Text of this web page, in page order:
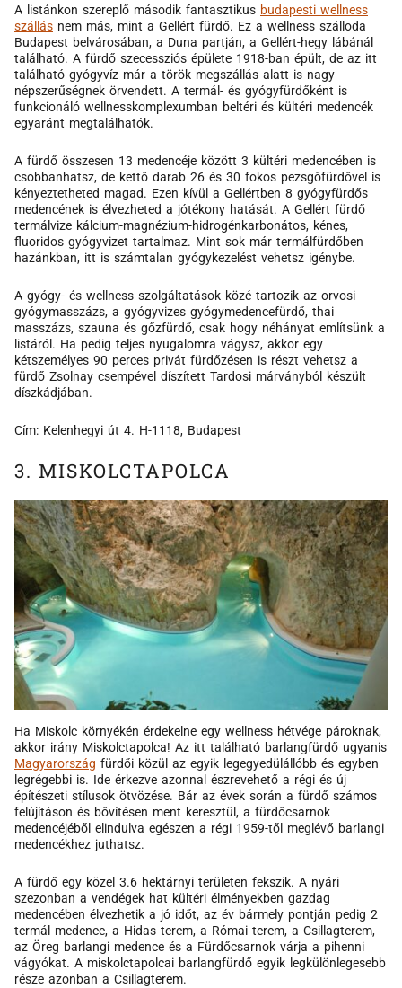
A listánkon szereplő második fantasztikus budapesti wellness
szállás nem más, mint a Gellért fürdő. Ez a wellness szálloda
Budapest belvárosában, a Duna partján, a Gellért-hegy lábánál
található. A fürdő szecessziós épülete 1918-ban épült, de az itt
található gyógyvíz már a török megszállás alatt is nagy
népszerűségnek örvendett. A termál- és gyógyfürdőként is
funkcionáló wellnesskomplexumban beltéri és kültéri medencék
egyaránt megtalálhatók.
A fürdő összesen 13 medencéje között 3 kültéri medencében is
csobbanhatsz, de kettő darab 26 és 30 fokos pezsgőfürdővel is
kényeztetheted magad. Ezen kívül a Gellértben 8 gyógyfürdős
medencének is élvezheted a jótékony hatását. A Gellért fürdő
termálvize kálcium-magnézium-hidrogénkarbonátos, kénes,
fluoridos gyógyvizet tartalmaz. Mint sok már termálfürdőben
hazánkban, itt is számtalan gyógykezelést vehetsz igénybe.
A gyógy- és wellness szolgáltatások közé tartozik az orvosi
gyógymasszázs, a gyógyvizes gyógymedencefürdő, thai
masszázs, szauna és gőzfürdő, csak hogy néhányat említsünk a
listáról. Ha pedig teljes nyugalomra vágysz, akkor egy
kétszemélyes 90 perces privát fürdőzésen is részt vehetsz a
fürdő Zsolnay csempével díszített Tardosi márványból készült
díszkádjában.
Cím: Kelenhegyi út 4. H-1118, Budapest
3. MISKOLCTAPOLCA
Ha Miskolc környékén érdekelne egy wellness hétvége pároknak,
akkor irány Miskolctapolca! Az itt található barlangfürdő ugyanis
Magyarország fürdői közül az egyik legegyedülállóbb és egyben
legrégebbi is. Ide érkezve azonnal észrevehető a régi és új
építészeti stílusok ötvözése. Bár az évek során a fürdő számos
felújításon és bővítésen ment keresztül, a fürdőcsarnok
medencéjéből elindulva egészen a régi 1959-től meglévő barlangi
medencékhez juthatsz.
A fürdő egy közel 3.6 hektárnyi területen fekszik. A nyári
szezonban a vendégek hat kültéri élményekben gazdag
medencében élvezhetik a jó időt, az év bármely pontján pedig 2
termál medence, a Hidas terem, a Római terem, a Csillagterem,
az Öreg barlangi medence és a Fürdőcsarnok várja a pihenni
vágyókat. A miskolctapolcai barlangfürdő egyik legkülönlegesebb
része azonban a Csillagterem.